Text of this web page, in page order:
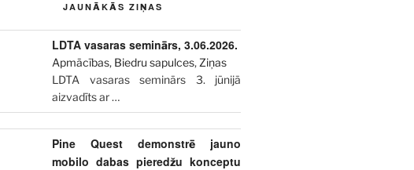
JAUNĀKĀS ZIŅAS
LDTA vasaras seminārs, 3.06.2026.
Apmācības, Biedru sapulces, Ziņas
LDTA vasaras seminārs 3. jūnijā
aizvadīts ar…
Pine Quest demonstrē jauno
mobilo dabas pieredžu konceptu